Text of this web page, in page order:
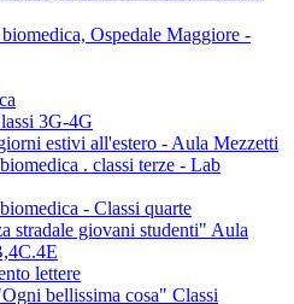
Ospedale Maggiore -
3G-4G
estivi all'estero - Aula Mezzetti
. classi terze - Lab
- Classi quarte
stradale giovani studenti" Aula
lettere
bellissima cosa" Classi